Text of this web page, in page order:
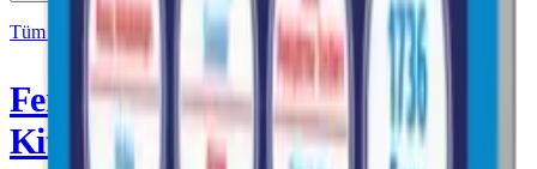
Tüm Yayınlar
Fenomen
Kitap